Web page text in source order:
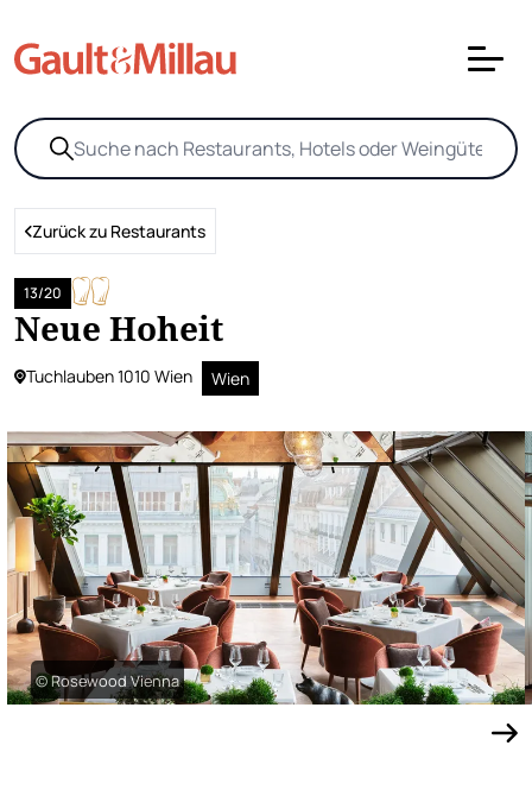
Zurück zu Restaurants
Neue Hoheit
13/20
Tuchlauben 1010 Wien Wien
© Rosewood Vienna